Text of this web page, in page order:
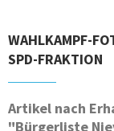
WAHLKAMPF-
SPD-FRAKTION
Artikel nach
"Bürgerliste